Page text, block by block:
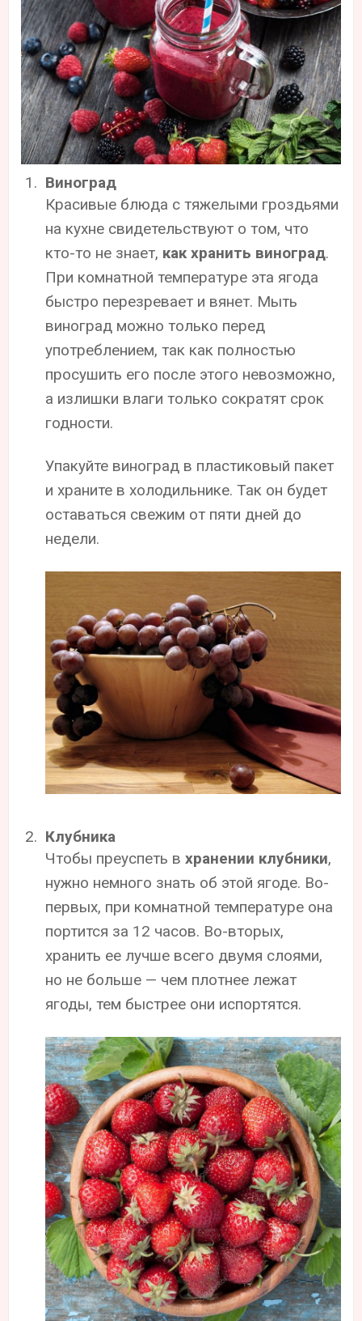
Виноград
Красивые блюда с тяжелыми гроздьями
на кухне свидетельствуют о том, что
кто-то не знает, как хранить виноград.
При комнатной температуре эта ягода
быстро перезревает и вянет. Мыть
виноград можно только перед
употреблением, так как полностью
просушить его после этого невозможно,
а излишки влаги только сократят срок
годности.
Упакуйте виноград в пластиковый пакет
и храните в холодильнике. Так он будет
оставаться свежим от пяти дней до
недели.
Клубника
Чтобы преуспеть вхранении клубники,
нужно немного знать об этой ягоде. Во-
первых, при комнатной температуре она
портится за 12 часов. Во-вторых,
хранить ее лучше всего двумя слоями,
но не больше — чем плотнее лежат
ягоды, тем быстрее они испортятся.